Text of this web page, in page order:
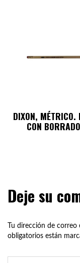
DIXON, MÉTRICO.
CON
Deje su
Tu dirección de
obligatorios están